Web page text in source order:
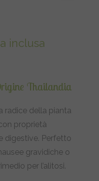
inclusa
Thailandia
radice della pianta
proprietà
digestive. Perfetto
gravidiche o
per l’alitosi.